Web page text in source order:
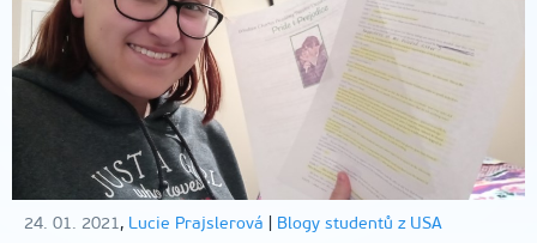
24. 01. 2021, Lucie Prajslerová Blogy studentů z USA